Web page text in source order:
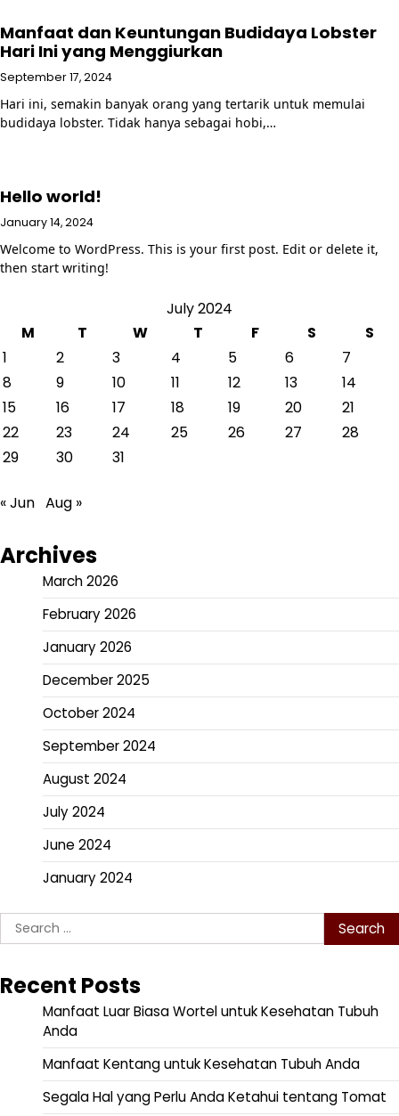
Manfaat dan Keuntungan Budidaya Lobster
Hari Ini yang Menggiurkan
September 17, 2024
Hari ini, semakin banyak orang yang tertarik untuk memulai
budidaya lobster. Tidak hanya sebagai hobi,…
Hello world!
January 14, 2024
Welcome to WordPress. This is your first post. Edit or delete it,
then start writing!
July 2024
M
T W T F S
S
1
2 3 4 5 6
7
8
9 10 11 12 13
14
15
16 17 18 19 20
21
22
23 24 25 26 27
28
29
30 31
« Jun Aug »
Archives
March 2026
February 2026
January 2026
December 2025
October 2024
September 2024
August 2024
July 2024
June 2024
January 2024
Search
for:
Recent Posts
Manfaat Luar Biasa Wortel untuk Kesehatan Tubuh
Anda
Manfaat Kentang untuk Kesehatan Tubuh Anda
Segala Hal yang Perlu Anda Ketahui tentang Tomat